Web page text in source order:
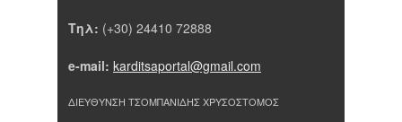
Τηλ: (+30) 24410 72888
e-mail: karditsaportal@gmail.com
ΔΙΕΥΘΥΝΣΗ ΤΣΟΜΠΑΝΙΔΗΣ ΧΡΥΣΟΣΤΟΜΟΣ